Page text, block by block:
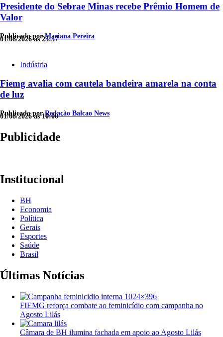
Presidente do Sebrae Minas recebe Prêmio Homem de
Valor
Publicado porMariana Pereira
01/08/2026 às 23:57
Indústria
Fiemg avalia com cautela bandeira amarela na conta
de luz
Publicado porRedação Balcao News
01/08/2026 às 10:00
Publicidade
Institucional
BH
Economia
Política
Gerais
Esportes
Saúde
Brasil
Últimas Notícias
FIEMG reforça combate ao feminicídio com campanha no
Agosto Lilás
Câmara de BH ilumina fachada em apoio ao Agosto Lilás